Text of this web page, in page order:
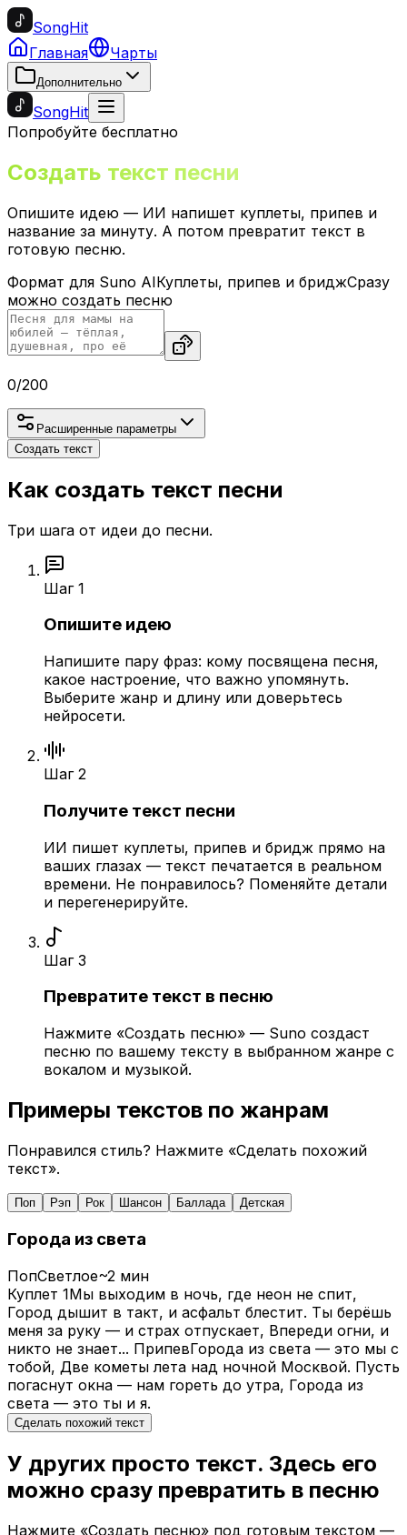
SongHit
Главная
Чарты
Дополнительно
SongHit
Попробуйте бесплатно
Создать текст песни
Опишите идею — ИИ напишет куплеты, припев и
название за минуту. А потом превратит текст в
готовую песню.
Формат для Suno AIКуплеты, припев и бриджСразу
можно создать песню
0/200
Расширенные параметры
Создать текст
Как создать текст песни
Три шага от идеи до песни.
Шаг 1
Опишите идею
Напишите пару фраз: кому посвящена песня,
какое настроение, что важно упомянуть.
Выберите жанр и длину или доверьтесь
нейросети.
Шаг 2
Получите текст песни
ИИ пишет куплеты, припев и бридж прямо на
ваших глазах — текст печатается в реальном
времени. Не понравилось? Поменяйте детали
и перегенерируйте.
Шаг 3
Превратите текст в песню
Нажмите «Создать песню» — Suno создаст
песню по вашему тексту в выбранном жанре с
вокалом и музыкой.
Примеры текстов по жанрам
Понравился стиль? Нажмите «Сделать похожий
текст».
Поп Рэп Рок Шансон Баллада Детская
Города из света
ПопСветлое~2 мин
Куплет 1Мы выходим в ночь, где неон не спит,
Город дышит в такт, и асфальт блестит. Ты берёшь
меня за руку — и страх отпускает, Впереди огни, и
никто не знает... ПрипевГорода из света — это мы с
тобой, Две кометы лета над ночной Москвой. Пусть
погаснут окна — нам гореть до утра, Города из
света — это ты и я.
Сделать похожий текст
У других просто текст. Здесь его
можно сразу превратить в песню
Нажмите «Создать песню» под готовым текстом —